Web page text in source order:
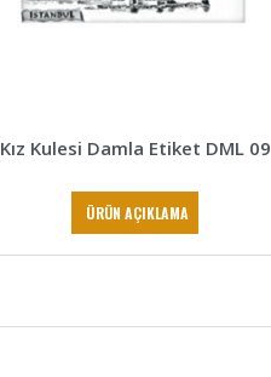
Kız Kulesi Damla Etiket DML 09
ÜRÜN AÇIKLAMA